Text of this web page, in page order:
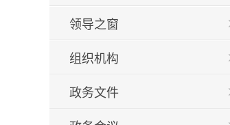
领导之窗
组织机构
政务文件